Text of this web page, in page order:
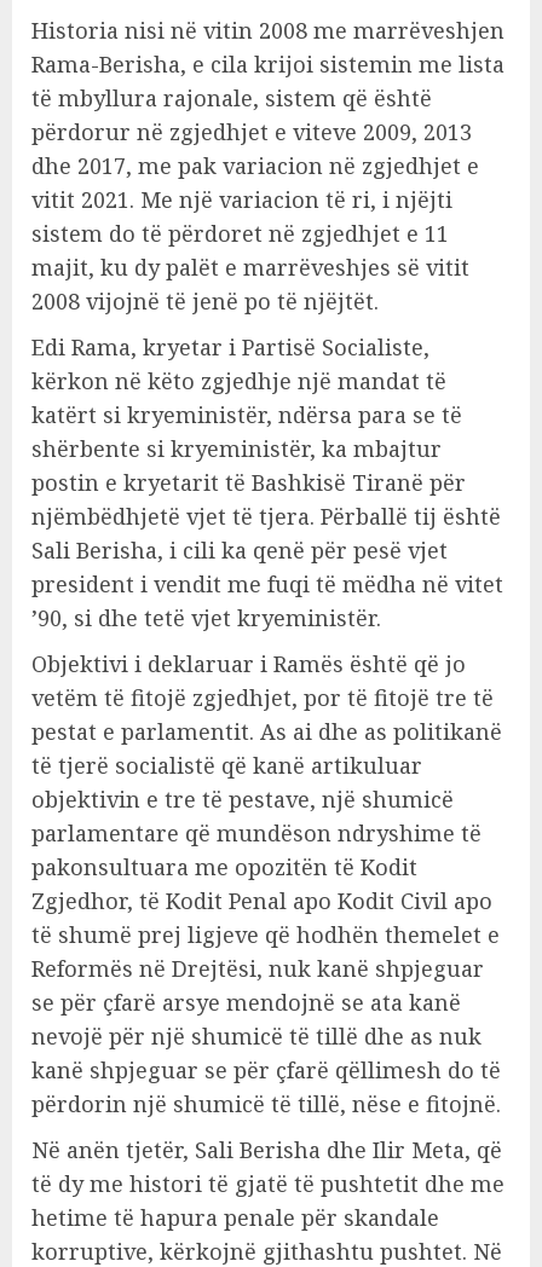
Historia nisi në vitin 2008 me marrëveshjen
Rama-Berisha, e cila krijoi sistemin me lista
të mbyllura rajonale, sistem që është
përdorur në zgjedhjet e viteve 2009, 2013
dhe 2017, me pak variacion në zgjedhjet e
vitit 2021. Me një variacion të ri, i njëjti
sistem do të përdoret në zgjedhjet e 11
majit, ku dy palët e marrëveshjes së vitit
2008 vijojnë të jenë po të njëjtët.
Edi Rama, kryetar i Partisë Socialiste,
kërkon në këto zgjedhje një mandat të
katërt si kryeministër, ndërsa para se të
shërbente si kryeministër, ka mbajtur
postin e kryetarit të Bashkisë Tiranë për
njëmbëdhjetë vjet të tjera. Përballë tij është
Sali Berisha, i cili ka qenë për pesë vjet
president i vendit me fuqi të mëdha në vitet
’90, si dhe tetë vjet kryeministër.
Objektivi i deklaruar i Ramës është që jo
vetëm të fitojë zgjedhjet, por të fitojë tre të
pestat e parlamentit. As ai dhe as politikanë
të tjerë socialistë që kanë artikuluar
objektivin e tre të pestave, një shumicë
parlamentare që mundëson ndryshime të
pakonsultuara me opozitën të Kodit
Zgjedhor, të Kodit Penal apo Kodit Civil apo
të shumë prej ligjeve që hodhën themelet e
Reformës në Drejtësi, nuk kanë shpjeguar
se për çfarë arsye mendojnë se ata kanë
nevojë për një shumicë të tillë dhe as nuk
kanë shpjeguar se për çfarë qëllimesh do të
përdorin një shumicë të tillë, nëse e fitojnë.
Në anën tjetër, Sali Berisha dhe Ilir Meta, që
të dy me histori të gjatë të pushtetit dhe me
hetime të hapura penale për skandale
korruptive, kërkojnë gjithashtu pushtet. Në